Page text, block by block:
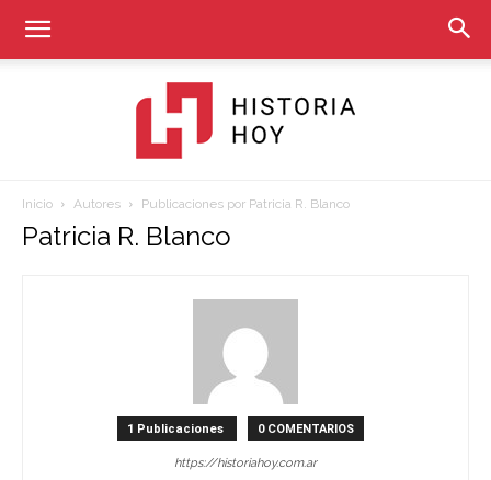
Historia
Inicio Autores Publicaciones por Patricia R. Blanco
Patricia R. Blanco
1 Publicaciones 0 COMENTARIOS
https://historiahoy.com.ar